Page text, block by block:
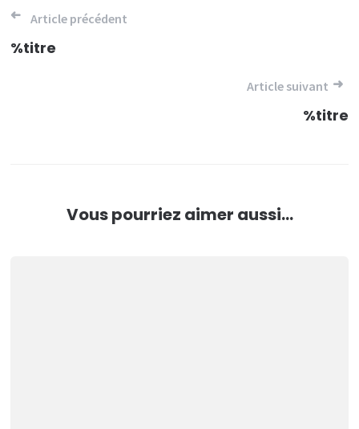
Navigation
de
Article précédent
%titre
Article suivant
%titre
Vous pourriez aimer aussi...